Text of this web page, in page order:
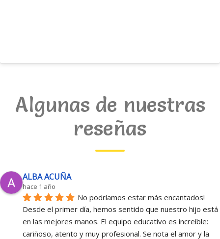
Algunas de nuestras
reseñas
ALBA ACUÑA
hace 1 año
No podríamos estar más encantados!
Desde el primer día, hemos sentido que nuestro hijo está
en las mejores manos. El equipo educativo es increíble:
cariñoso, atento y muy profesional. Se nota el amor y la